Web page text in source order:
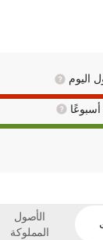
اليوم
الأصول
المملوكة